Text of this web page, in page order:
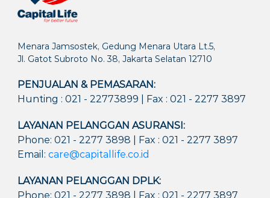
Menara Jamsostek, Gedung Menara Utara Lt.5,
Jl. Gatot Subroto No. 38, Jakarta Selatan 12710
PENJUALAN & PEMASARAN:
Hunting : 021 - 22773899 | Fax : 021 - 2277 3897
LAYANAN PELANGGAN ASURANSI:
Phone: 021 - 2277 3898 | Fax : 021 - 2277 3897
Email:care@capitallife.co.id
LAYANAN PELANGGAN DPLK:
Phone: 021 - 2277 3898 | Fax : 021 - 2277 3897